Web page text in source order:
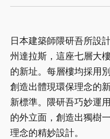
日本建築師隈研吾所設
州達拉斯，這座七層大
的新址。每層樓均採用
創造出體現環保理念的
新標準。隈研吾巧妙運
的外立面，創造出獨樹
理念的精妙設計。